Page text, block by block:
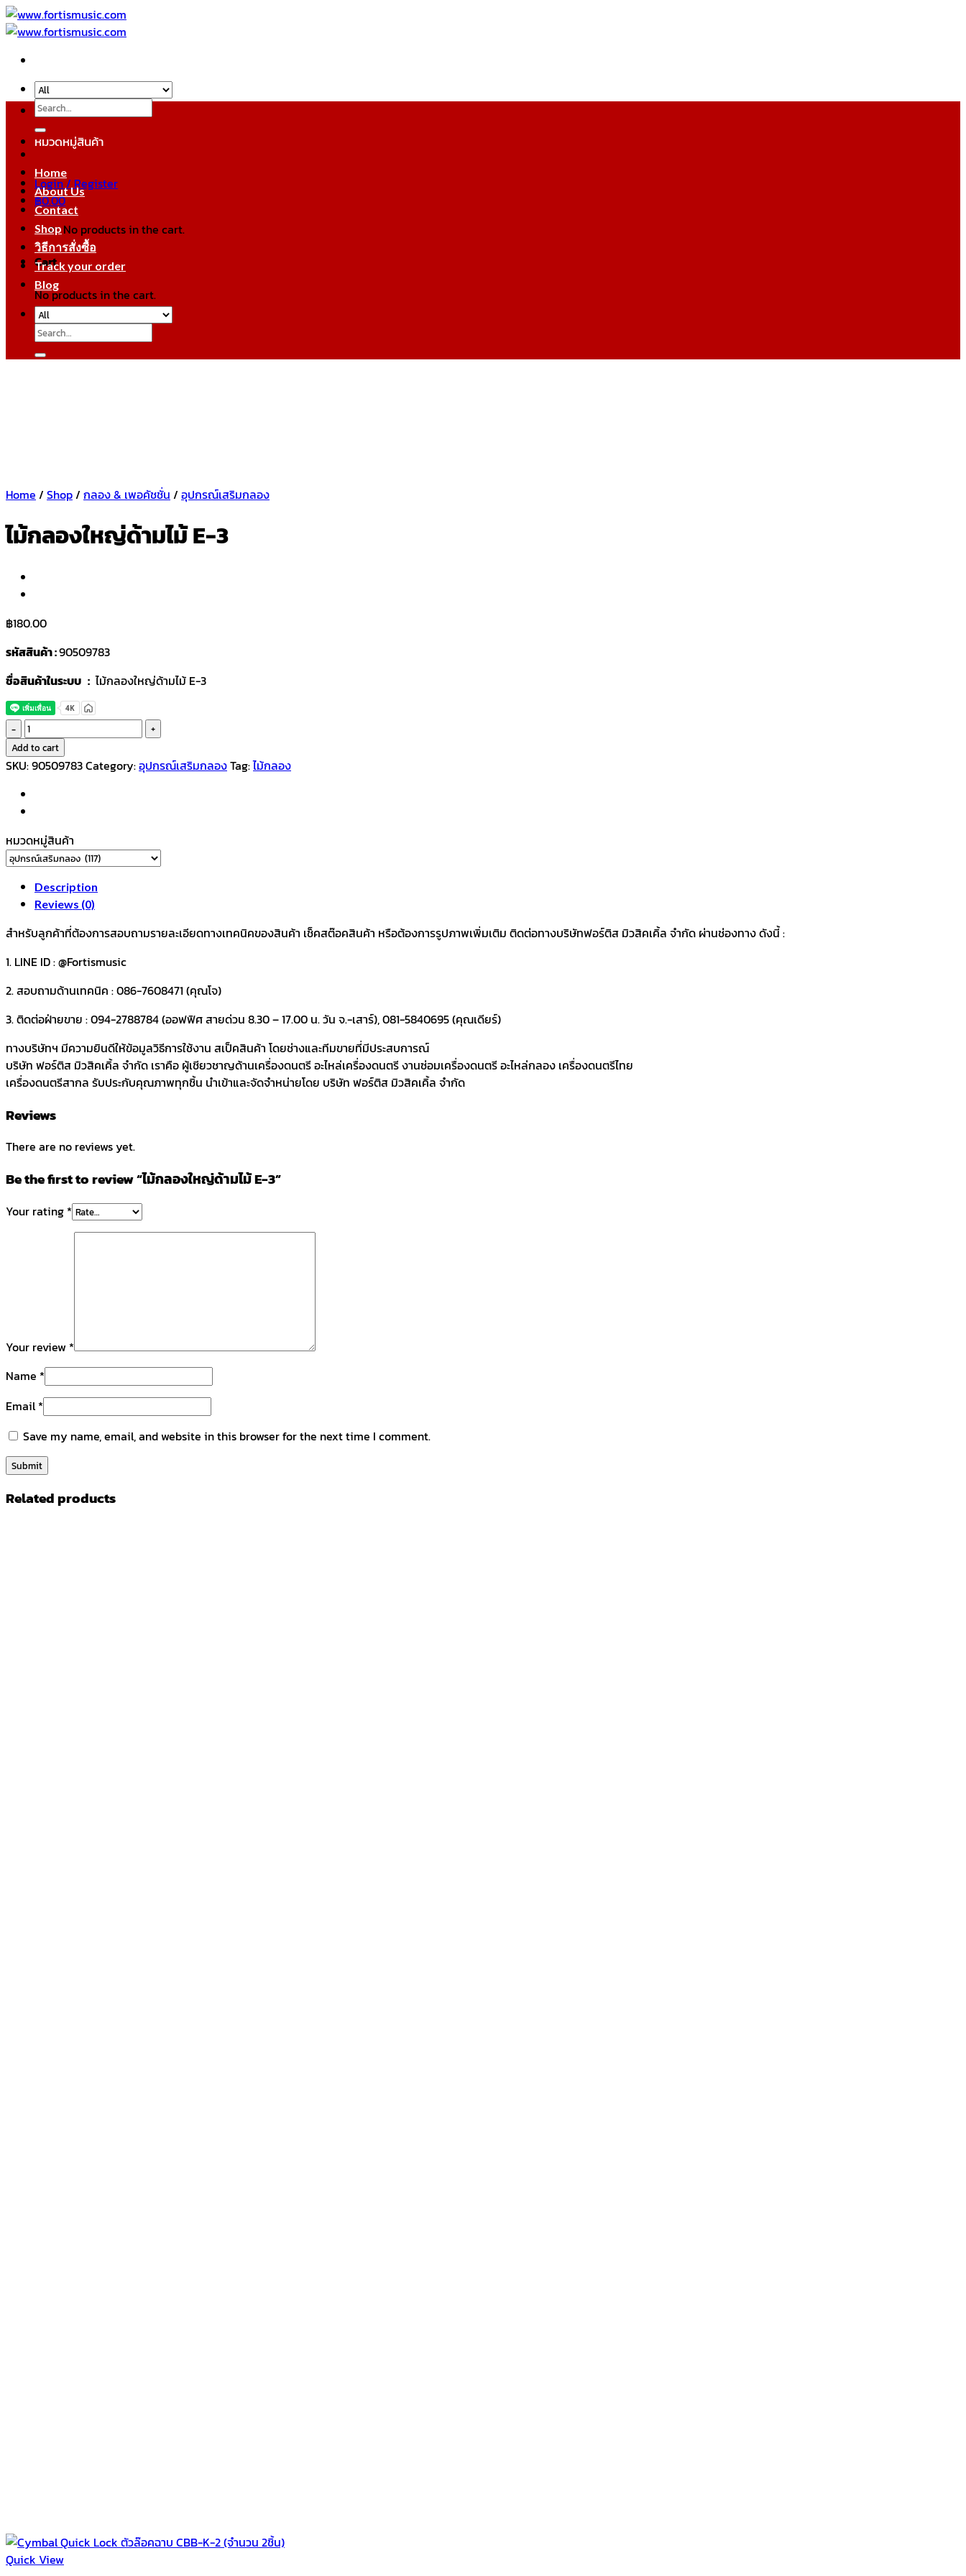
Skip
to
Search
for:
Login / Register
฿0.00
No products in the cart.
Cart
No products in the cart.
หมวดหมู่สินค้า
Home
About Us
Contact
Shop
วิธีการสั่งซื้อ
Track your order
Blog
Search
for:
Home / Shop/ กลอง & เพอคัชชั่น / อุปกรณ์เสริมกลอง
ไม้กลองใหญ่ด้ามไม้ E-3
฿180.00
รหัสสินค้า :90509783
ชื่อสินค้าในระบบ : ไม้กลองใหญ่ด้ามไม้ E-3
ไม้
กลอง
ใหญ่
ไม้
E-
quantity
Add to cart
SKU:90509783Category:อุปกรณ์เสริมกลองTag:ไม้กลอง
หมวดหมู่สินค้า
Description
Reviews (0)
สำหรับลูกค้าที่ต้องการสอบถามรายละเอียดทางเทคนิคของสินค้า เช็คสต๊อคสินค้า หรือต้องการรูปภาพเพิ่มเติม ติดต่อทางบริษัทฟอร์ติส มิวสิคเคิ้ล จำกัด ผ่านช่องทาง ดังนี้ :
1. LINE ID : @Fortismusic
2. สอบถามด้านเทคนิค : 086-7608471 (คุณโจ)
3. ติดต่อฝ่ายขาย : 094-2788784 (ออฟฟิศ สายด่วน 8.30 – 17.00 น. วัน จ.-เสาร์), 081-5840695 (คุณเดียร์)
ทางบริษัทฯ มีความยินดีให้ข้อมูลวิธีการใช้งาน สเป็คสินค้า โดยช่างและทีมขายที่มีประสบการณ์
บริษัท ฟอร์ติส มิวสิคเคิ้ล จำกัด เราคือ ผู้เชียวชาญด้านเครื่องดนตรี อะไหล่เครื่องดนตรี งานซ่อมเครื่องดนตรี อะไหล่กลอง เครื่องดนตรีไทย
เครื่องดนตรีสากล รับประกับคุณภาพทุกชิ้น นำเข้าและจัดจำหน่ายโดย บริษัท ฟอร์ติส มิวสิคเคิ้ล จำกัด
Reviews
There are no reviews yet.
Be the first to review “ไม้กลองใหญ่ด้ามไม้ E-3”
Your rating *
Your review *
Name *
Email*
Save my name, email, and website in this browser for the next time I comment.
Related products
Quick View